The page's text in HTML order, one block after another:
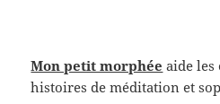
Mon petit morphée aide les
histoires de méditation et